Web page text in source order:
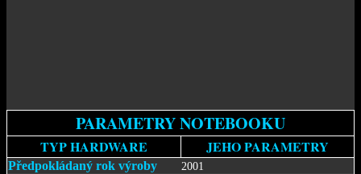
PARAMETRY NOTEBOOKU
TYP HARDWARE JEHO PARAMETRY
Předpokládaný rok výroby 2001